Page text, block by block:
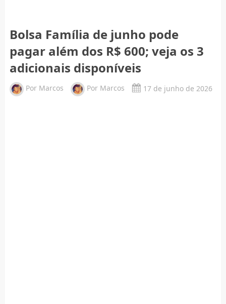
Bolsa Família de junho pode
pagar além dos R$ 600; veja os 3
adicionais disponíveis
Por Marcos Por Marcos 17 de junho de 2026